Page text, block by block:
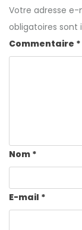
Votre adresse e-
obligatoires sont
Commentaire *
Nom *
E-mail *